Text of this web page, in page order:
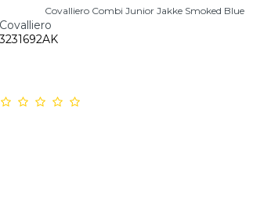
Covalliero Combi Junior Jakke Smoked Blue
Covalliero